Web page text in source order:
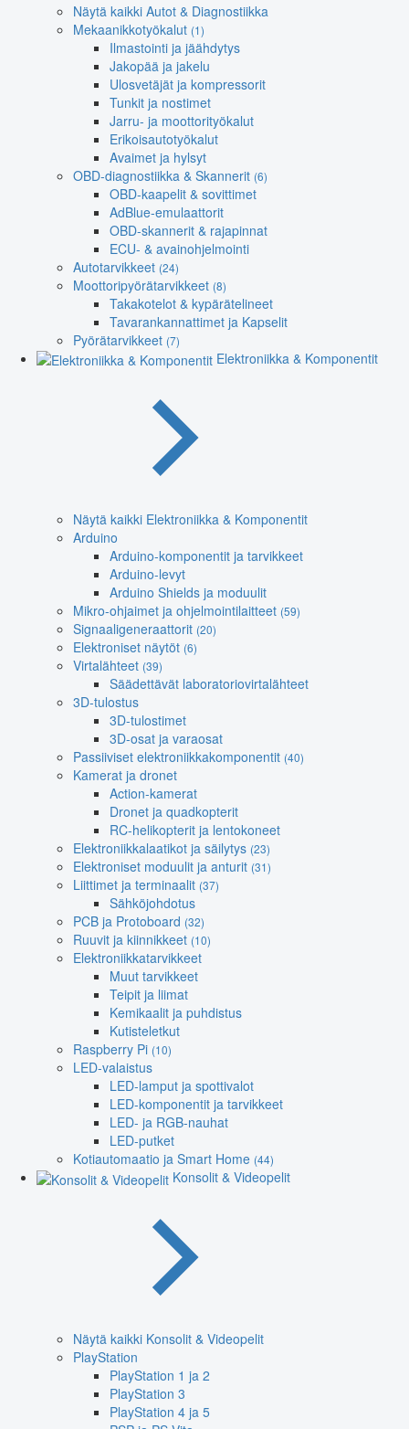
Näytä kaikki Autot & Diagnostiikka
Mekaanikkotyökalut (1)
Ilmastointi ja jäähdytys
Jakopää ja jakelu
Ulosvetäjät ja kompressorit
Tunkit ja nostimet
Jarru- ja moottorityökalut
Erikoisautotyökalut
Avaimet ja hylsyt
OBD-diagnostiikka & Skannerit (6)
OBD-kaapelit & sovittimet
AdBlue-emulaattorit
OBD-skannerit & rajapinnat
ECU- & avainohjelmointi
Autotarvikkeet (24)
Moottoripyörätarvikkeet (8)
Takakotelot & kypärätelineet
Tavarankannattimet ja Kapselit
Pyörätarvikkeet (7)
Elektroniikka & Komponentit
Näytä kaikki Elektroniikka & Komponentit
Arduino
Arduino-komponentit ja tarvikkeet
Arduino-levyt
Arduino Shields ja moduulit
Mikro-ohjaimet ja ohjelmointilaitteet (59)
Signaaligeneraattorit (20)
Elektroniset näytöt (6)
Virtalähteet (39)
Säädettävät laboratoriovirtalähteet
3D-tulostus
3D-tulostimet
3D-osat ja varaosat
Passiiviset elektroniikkakomponentit (40)
Kamerat ja dronet
Action-kamerat
Dronet ja quadkopterit
RC-helikopterit ja lentokoneet
Elektroniikkalaatikot ja säilytys (23)
Elektroniset moduulit ja anturit (31)
Liittimet ja terminaalit (37)
Sähköjohdotus
PCB ja Protoboard (32)
Ruuvit ja kiinnikkeet (10)
Elektroniikkatarvikkeet
Muut tarvikkeet
Teipit ja liimat
Kemikaalit ja puhdistus
Kutisteletkut
Raspberry Pi (10)
LED-valaistus
LED-lamput ja spottivalot
LED-komponentit ja tarvikkeet
LED- ja RGB-nauhat
LED-putket
Kotiautomaatio ja Smart Home (44)
Konsolit & Videopelit
Näytä kaikki Konsolit & Videopelit
PlayStation
PlayStation 1 ja 2
PlayStation 3
PlayStation 4 ja 5